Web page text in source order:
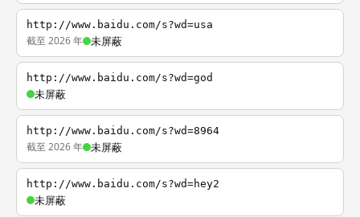
http://www.baidu.com/s?wd=usa
截至 2026 年 未屏蔽
http://www.baidu.com/s?wd=god
未屏蔽
http://www.baidu.com/s?wd=8964
截至 2026 年 未屏蔽
http://www.baidu.com/s?wd=hey2
未屏蔽